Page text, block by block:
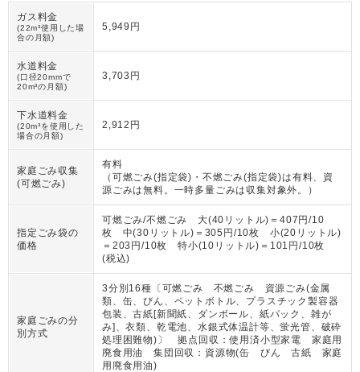
ガス料金
(22m³使用した場
合の月額)
5,949円
水道料金
(口径20mmで
20m³の月額)
3,703円
下水道料金
(20m³を使用した
場合の月額)
2,912円
家庭ごみ収集
(可燃ごみ)
有料
（ 可燃ごみ(指定袋)・不燃ごみ(指定袋)は有料、資
源ごみは無料。一時多量ごみは収集対象外。
）
指定ごみ袋の
価格
可燃ごみ/不燃ごみ 大(40リットル)＝407円/10
枚 中(30リットル)＝305円/10枚 小(20リットル)
＝203円/10枚 特小(10リットル)＝101円/10枚
(税込)
家庭ごみの分
別方式
3分別16種〔可燃ごみ 不燃ごみ 資源ごみ(金属
類、缶、びん、ペットボトル、プラスチック製容器
包装、古紙[新聞紙、ダンボール、紙パック、雑が
み]、衣類、乾電池、水銀式体温計等、蛍光管、破砕
処理困難物)〕 拠点回収：使用済小型家電 家庭用
廃食用油 集団回収：資源物(缶 びん 古紙 家庭
用廃食用油)